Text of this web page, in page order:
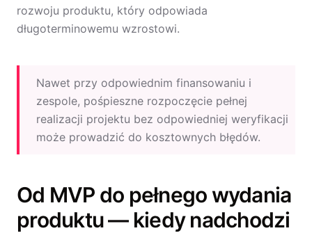
rozwoju produktu, który odpowiada
długoterminowemu wzrostowi.
Nawet przy odpowiednim finansowaniu i
zespole, pośpieszne rozpoczęcie pełnej
realizacji projektu bez odpowiedniej weryfikacji
może prowadzić do kosztownych błędów.
Od MVP do pełnego wydania
produktu — kiedy nadchodzi